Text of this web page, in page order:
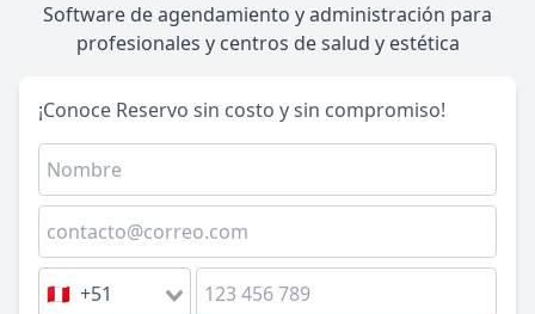
Software de agendamiento y administración para
profesionales y centros de salud y estética
¡Conoce Reservo sin costo y sin compromiso!
🇵🇪 +51